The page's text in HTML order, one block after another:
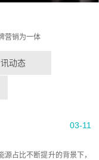
营销为一体
动态
03-11
占比不断提升的背景下，